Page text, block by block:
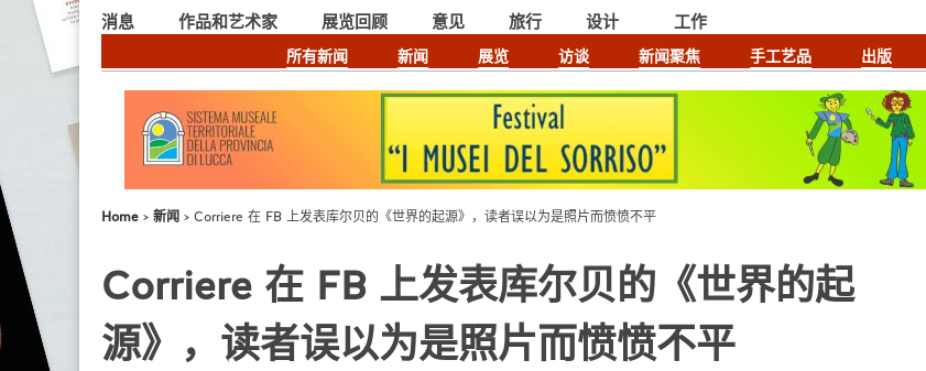
消息
所有新闻 新闻 展览 访谈 新闻聚焦 手工艺品 出版
作品和艺术家 展览回顾 意见 旅行 设计 工作
Home 新闻 Corriere 在 FB 上发表库尔贝的《世界的起源》，读者误以为是照片而愤愤不平
Corriere 在 FB 上发表库尔贝的《世界的起
源》，读者误以为是照片而愤愤不平